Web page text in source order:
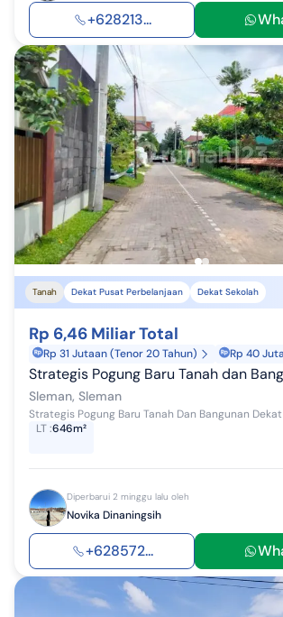
+628213...
Tanah Dekat Pusat Perbelanjaan Dekat Sekolah
Rp 6,46 Miliar Total
Rp 31 Jutaan (Tenor 20 Tahun) Rp 40
Strategis Pogung Baru Tanah dan Bangunan Dekat
Sleman, Sleman
LT:646m²
Diperbarui 2 minggu lalu oleh
Novika Dinaningsih
+628572...